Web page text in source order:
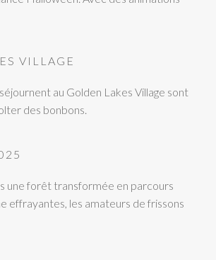
VILLAGE
au Golden Lakes Village sont
des bonbons.
une forêt transformée en parcours
effrayantes, les amateurs de frissons